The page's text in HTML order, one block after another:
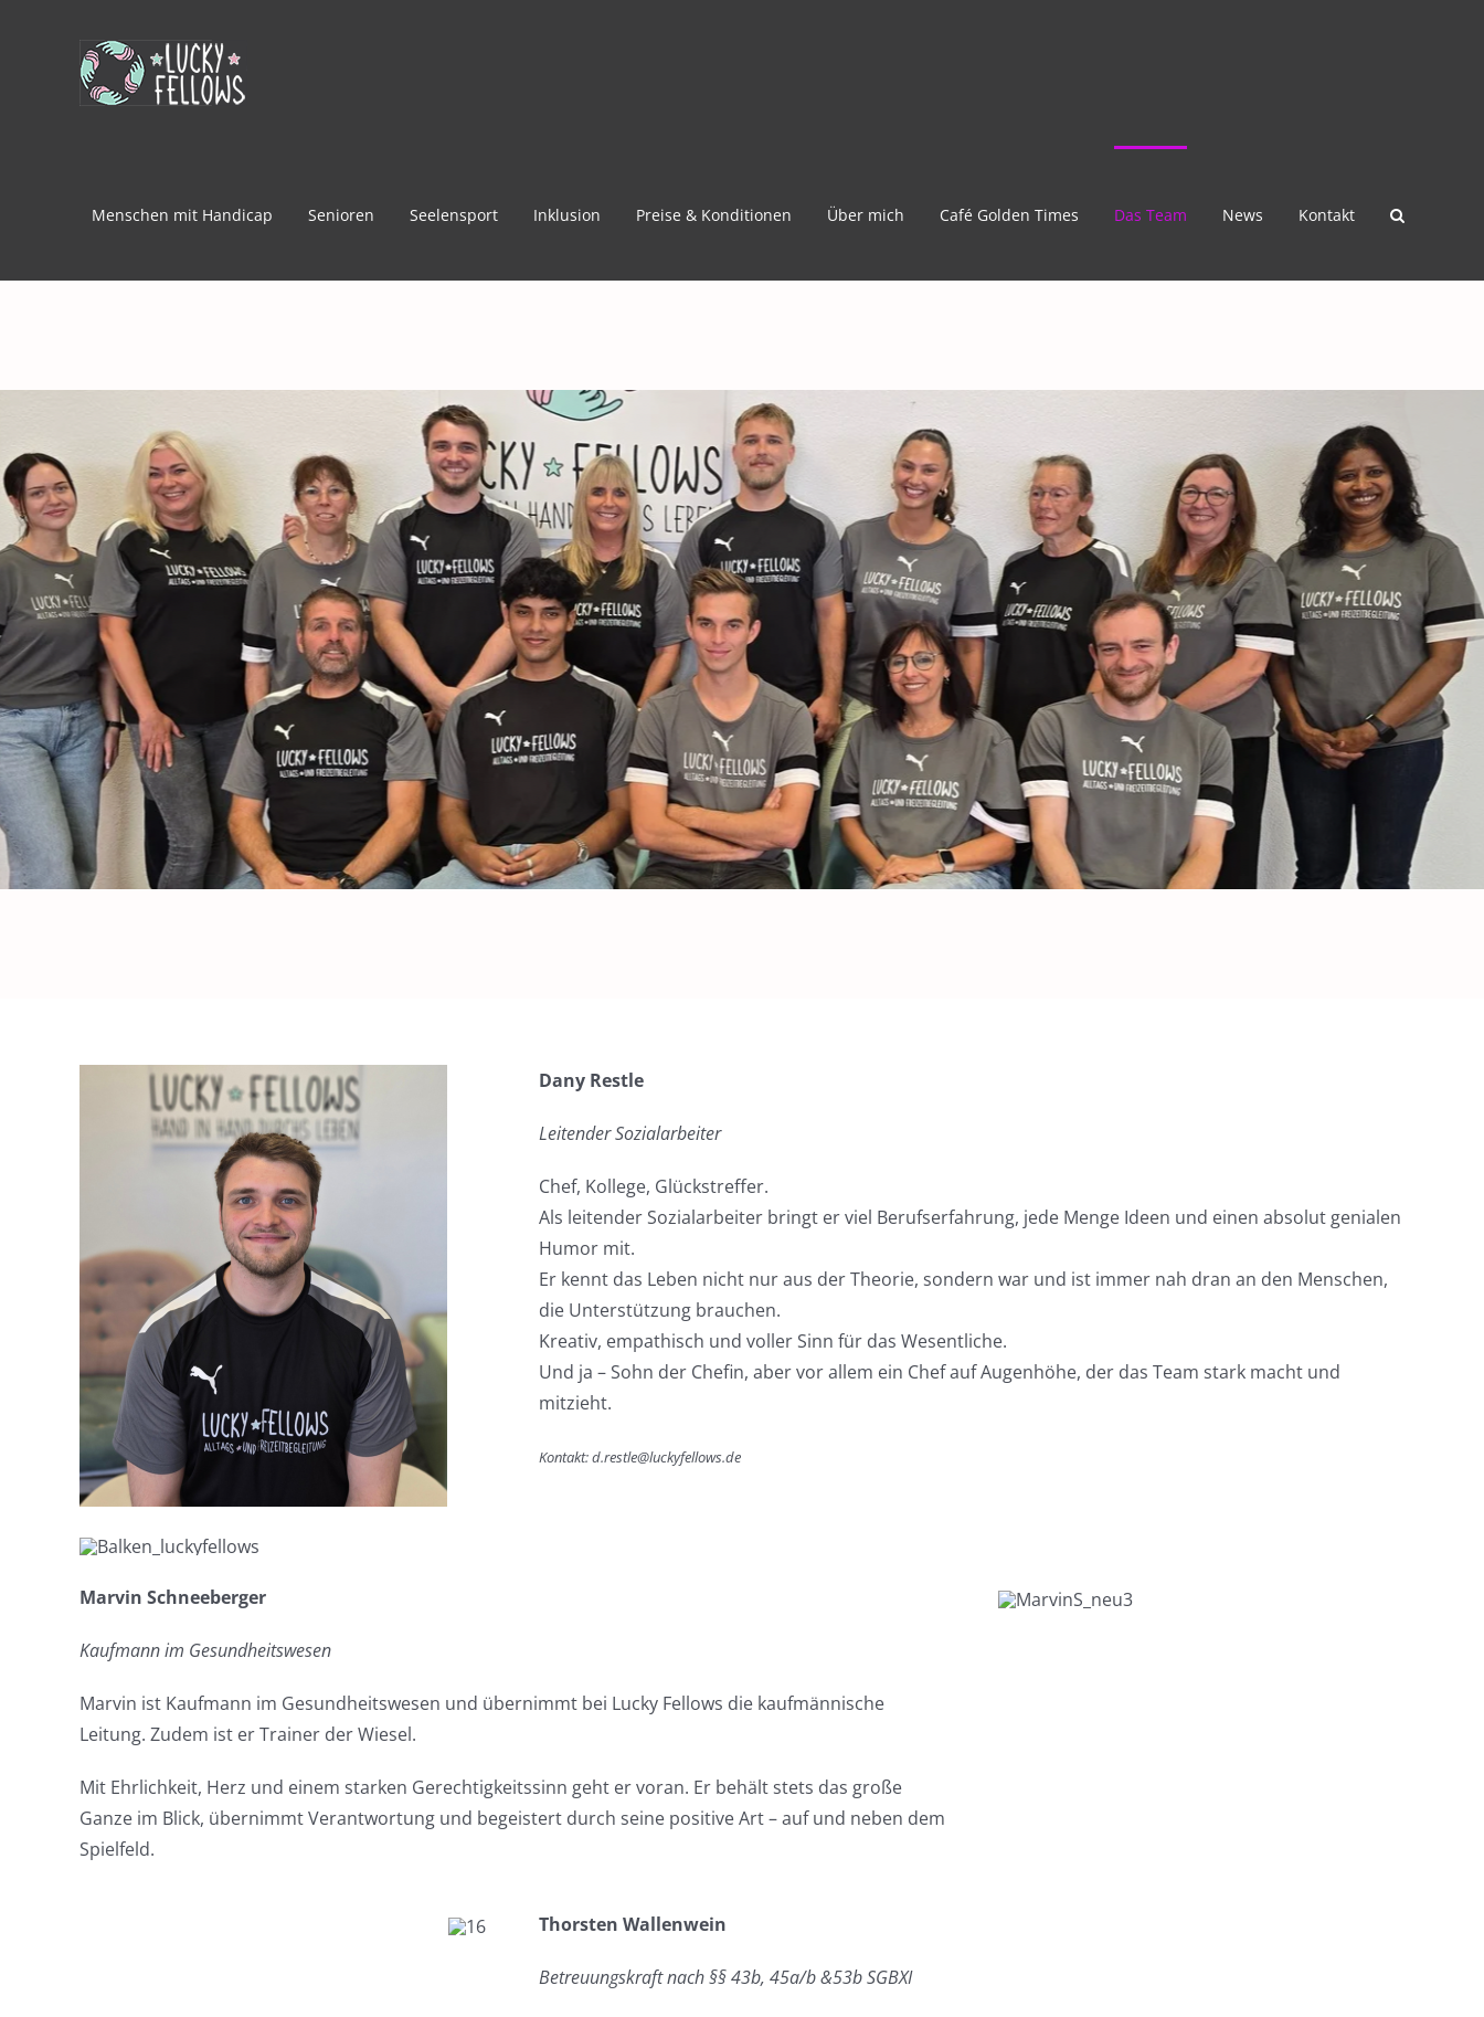
Menschen mit Handicap Senioren Seelensport Inklusion Preise & Konditionen Über mich Café Golden Times Das Team News Kontakt
Dany Restle
Leitender Sozialarbeiter
Chef, Kollege, Glückstreffer.
Als leitender Sozialarbeiter bringt er viel Berufserfahrung, jede Menge Ideen und einen absolut genialen
Humor mit.
Er kennt das Leben nicht nur aus der Theorie, sondern war und ist immer nah dran an den Menschen,
die Unterstützung brauchen.
Kreativ, empathisch und voller Sinn für das Wesentliche.
Und ja – Sohn der Chefin, aber vor allem ein Chef auf Augenhöhe, der das Team stark macht und
mitzieht.
Kontakt: d.restle@luckyfellows.de
Marvin Schneeberger
Kaufmann im Gesundheitswesen
Marvin ist Kaufmann im Gesundheitswesen und übernimmt bei Lucky Fellows die kaufmännische
Leitung. Zudem ist er Trainer der Wiesel.
Mit Ehrlichkeit, Herz und einem starken Gerechtigkeitssinn geht er voran. Er behält stets das große
Ganze im Blick, übernimmt Verantwortung und begeistert durch seine positive Art – auf und neben dem
Spielfeld.
Thorsten Wallenwein
Betreuungskraft nach §§ 43b, 45a/b &53b SGBXI